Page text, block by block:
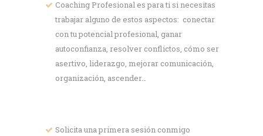
Coaching Profesional es para ti si necesitas
trabajar alguno de estos aspectos: conectar
con tu potencial profesional, ganar
autoconfianza, resolver conflictos, cómo ser
asertivo, liderazgo, mejorar comunicación,
organización, ascender…
Solicita una primera sesión conmigo